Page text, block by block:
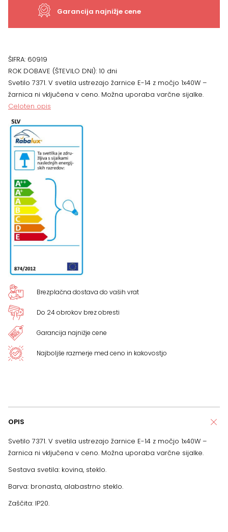
količina
Garancija najnižje cene
ŠIFRA: 60919
ROK DOBAVE (ŠTEVILO DNI): 10 dni
Svetilo 7371. V svetila ustrezajo žarnice E-14 z močjo 1x40W –
žarnica ni vključena v ceno. Možna uporaba varčne sijalke.
Celoten opis
Brezplačna dostava do vaših vrat
Do 24 obrokov brez obresti
Garancija najnižje cene
Najboljše razmerje med ceno in kakovostjo
OPIS
Svetilo 7371. V svetila ustrezajo žarnice E-14 z močjo 1x40W –
žarnica ni vključena v ceno. Možna uporaba varčne sijalke.
Sestava svetila: kovina, steklo.
Barva: bronasta, alabastrno steklo.
Zaščita: IP20.